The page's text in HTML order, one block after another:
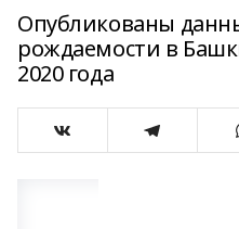
Опубликованы
рождаемости в
2020 года